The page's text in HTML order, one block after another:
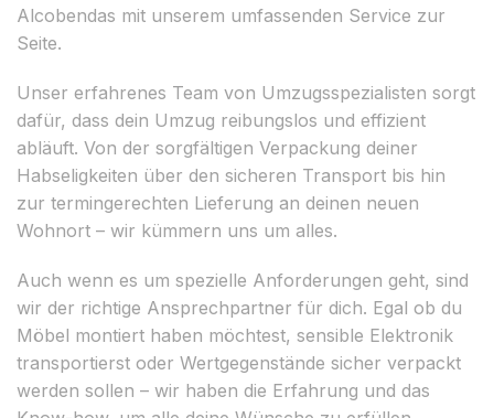
Alcobendas mit unserem umfassenden Service zur
Seite.
Unser erfahrenes Team von Umzugsspezialisten sorgt
dafür, dass dein Umzug reibungslos und effizient
abläuft. Von der sorgfältigen Verpackung deiner
Habseligkeiten über den sicheren Transport bis hin
zur termingerechten Lieferung an deinen neuen
Wohnort – wir kümmern uns um alles.
Auch wenn es um spezielle Anforderungen geht, sind
wir der richtige Ansprechpartner für dich. Egal ob du
Möbel montiert haben möchtest, sensible Elektronik
transportierst oder Wertgegenstände sicher verpackt
werden sollen – wir haben die Erfahrung und das